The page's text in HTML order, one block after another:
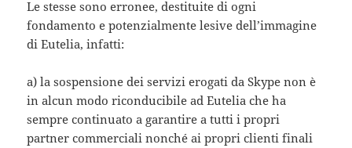
Le stesse sono erronee, destituite di ogni
fondamento e potenzialmente lesive dell’immagine
di Eutelia, infatti:
a) la sospensione dei servizi erogati da Skype non è
in alcun modo riconducibile ad Eutelia che ha
sempre continuato a garantire a tutti i propri
partner commerciali nonché ai propri clienti finali